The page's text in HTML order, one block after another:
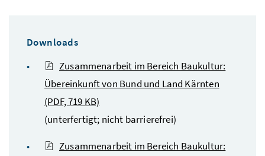
Downloads
Zusammenarbeit im Bereich Baukultur:
Übereinkunft von Bund und Land Kärnten
(PDF, 719 KB)
(unterfertigt; nicht barrierefrei)
Zusammenarbeit im Bereich Baukultur: